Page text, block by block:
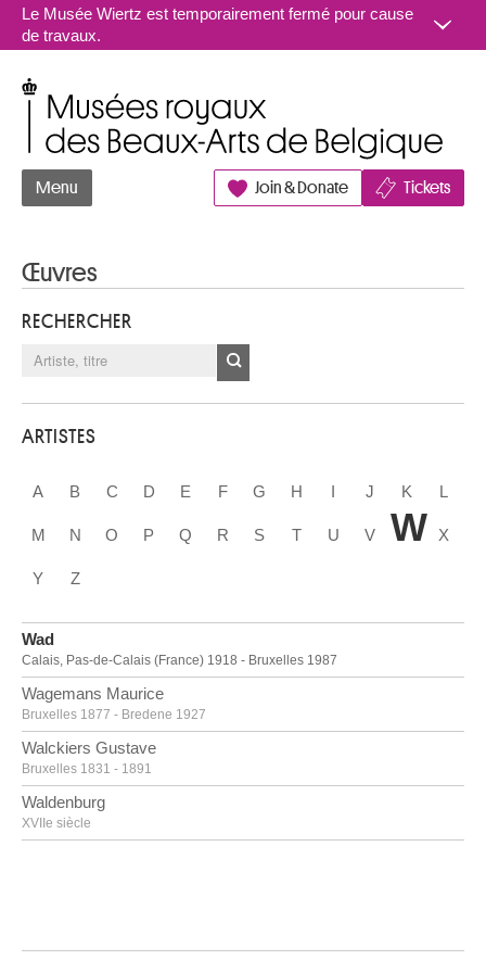
Aller au contenu
Le Musée Wiertz est temporairement fermé pour cause
de travaux.
Menu Join & Donate Tickets
Œuvres
RECHERCHER
ARTISTES
A B C D E F G H I J K L
M N O P Q R S T U V W X
Y Z
Wad
Calais, Pas-de-Calais (France) 1918 - Bruxelles 1987
Wagemans Maurice
Bruxelles 1877 - Bredene 1927
Walckiers Gustave
Bruxelles 1831 - 1891
Waldenburg
XVIIe siècle